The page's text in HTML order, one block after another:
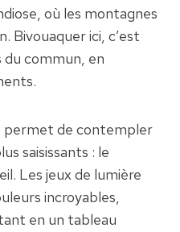
où les montagnes
Bivouaquer ici, c’est
du commun, en
permet de contempler
saisissants : le
Les jeux de lumière
incroyables,
en un tableau